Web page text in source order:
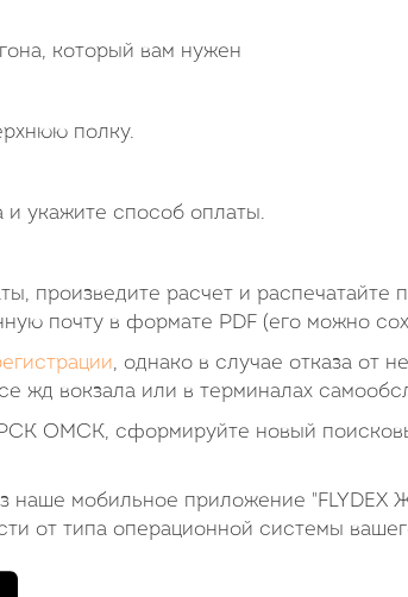
который вам нужен
полку.
укажите способ оплаты.
произведите расчет и распечатайте
почту в формате PDF (его можно
, однако в случае отказа от
жд вокзала или в терминалах
ОМСК, сформируйте новый
наше мобильное приложение "FLYDEX
от типа операционной системы